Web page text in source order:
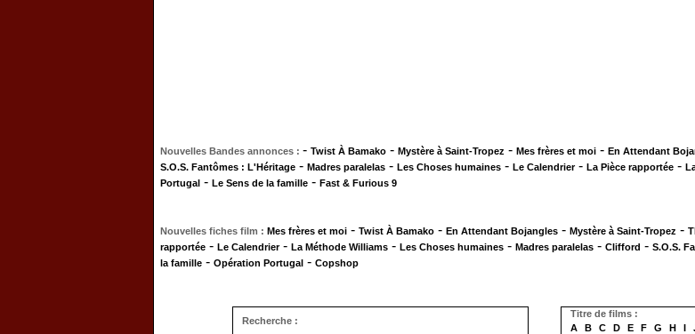
Nouvelles Bandes annonces : - Twist À Bamako - Mystère à Saint-Tropez - Mes frères et moi - En Attendant
S.O.S. Fantômes : L'Héritage - Madres paralelas - Les Choses humaines - Le Calendrier- La Pièce rapportée -
Portugal - Le Sens de la famille - Fast & Furious 9
Nouvelles fiches film : Mes frères et moi - Twist À Bamako - En Attendant Bojangles - Mystère à Saint-Tropez -
rapportée - Le Calendrier- La Méthode Williams - Les Choses humaines - Madres paralelas - Clifford - S.O.S.
la famille - Opération Portugal - Copshop
Recherche :
Titre de films :
A
B C D E F G H I